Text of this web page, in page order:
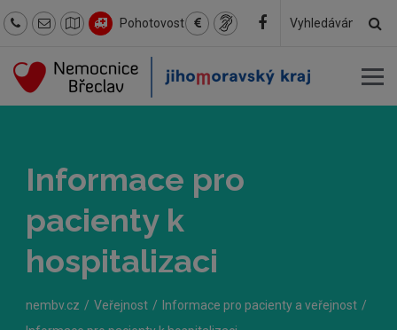
Pohotovost
Hledaný
Informace pro
pacienty k
hospitalizaci
nembv.cz Veřejnost
Informace pro pacienty a veřejnost